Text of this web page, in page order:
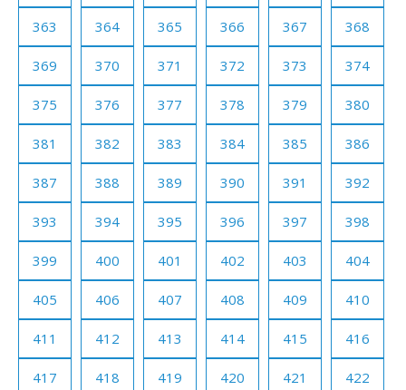
363 364 365 366 367 368
369 370 371 372 373 374
375 376 377 378 379 380
381 382 383 384 385 386
387 388 389 390 391 392
393 394 395 396 397 398
399 400 401 402 403 404
405 406 407 408 409 410
411 412 413 414 415 416
417 418 419 420 421 422